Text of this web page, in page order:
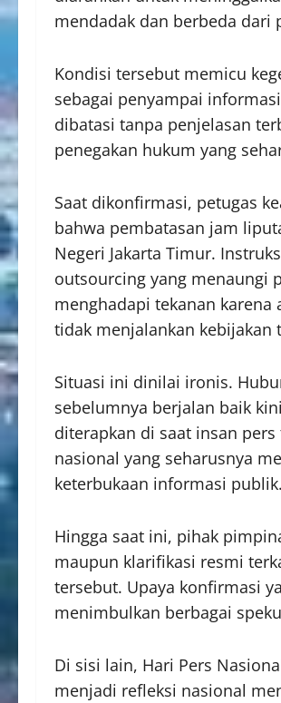
mendadak dan berbeda dari
Kondisi tersebut memicu
sebagai penyampai
dibatasi tanpa penjelasan
penegakan hukum yang
Saat dikonfirmasi, petugas
bahwa pembatasan jam
Negeri Jakarta Timur.
outsourcing yang menaungi
menghadapi tekanan
tidak menjalankan kebijakan
Situasi ini dinilai ironis.
sebelumnya berjalan baik
diterapkan di saat insan
nasional yang seharusnya
keterbukaan informasi publik.
Hingga saat ini, pihak
maupun klarifikasi resmi
tersebut. Upaya konfirmasi
menimbulkan berbagai
Di sisi lain, Hari Pers
menjadi refleksi nasional